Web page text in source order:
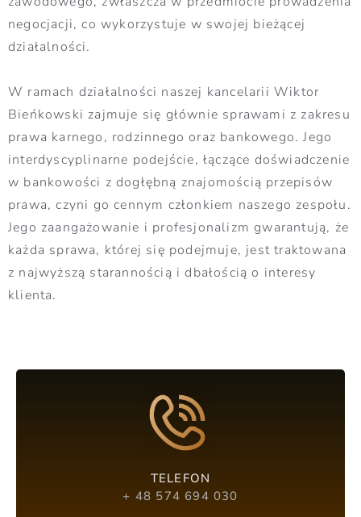
negocjacji, co wykorzystuje w swojej bieżącej
działalności.
W ramach działalności naszej kancelarii Wiktor
Bieńkowski zajmuje się głównie sprawami z zakresu
prawa karnego, rodzinnego oraz bankowego. Jego
interdyscyplinarne podejście, łączące doświadczenie
w bankowości z dogłębną znajomością przepisów
prawa, czyni go cennym członkiem naszego zespołu.
Jego zaangażowanie i profesjonalizm gwarantują, że
każda sprawa, której się podejmuje, jest traktowana
z najwyższą starannością i dbałością o interesy
klienta.
TELEFON
+ 48 574 694 030